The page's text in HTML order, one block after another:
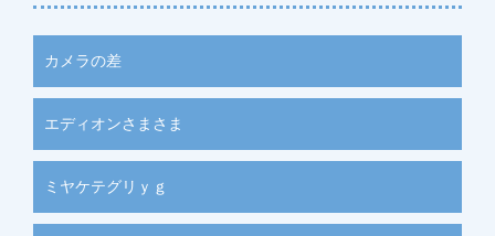
カメラの差
エディオンさまさま
ミヤケテグリｙｇ